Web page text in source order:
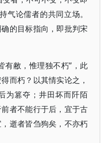
气论儒者的共同立场。
的目标指向，即批判宋
有敝，惟理独不朽”，此
而朽？以其情实论之，
为篡夺；井田坏而阡陌
者不能行于后，宜于古
逝者皆刍狗矣，不亦朽